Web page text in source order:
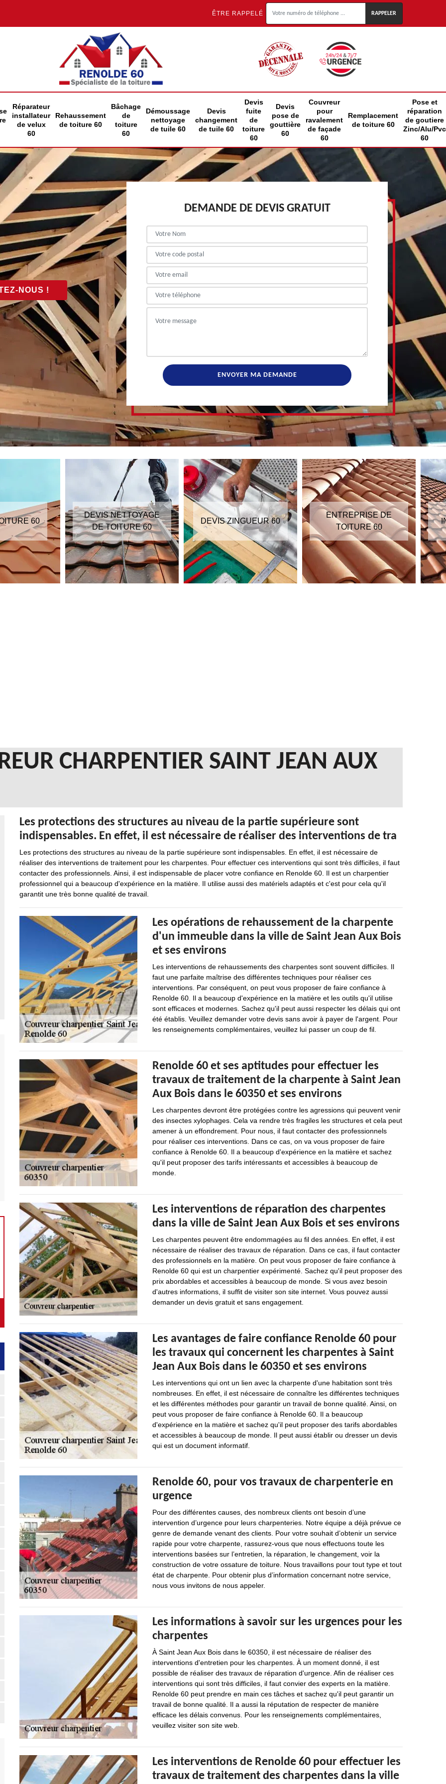
ÊTRE RAPPELÉ
Réparateur
installateur
de velux
60
Rehaussement
de toiture 60
Bâchage
de
toiture
60
Démoussage
nettoyage
de tuile 60
Devis
changement
de tuile 60
Devis
fuite
de
toiture
60
Devis
pose de
gouttière
60
Couvreur
pour
ravalement
de façade
60
Remplacement
de toiture 60
Pose et
réparation
de goutiere
Zinc/Alu/Pvc
60
NOUS !
DEMANDE DE DEVIS GRATUIT
60
DEVIS NETTOYAGE
DE TOITURE 60
DEVIS ZINGUEUR 60
ENTREPRISE DE
TOITURE 60
CHARPENTIER SAINT JEAN AUX
Les protections des structures au niveau de la partie supérieure sont
indispensables. En effet, il est nécessaire de réaliser des interventions de tra
Les protections des structures au niveau de la partie supérieure sont indispensables. En effet, il est nécessaire de
réaliser des interventions de traitement pour les charpentes. Pour effectuer ces interventions qui sont très difficiles, il faut
contacter des professionnels. Ainsi, il est indispensable de placer votre confiance en Renolde 60. Il est un charpentier
professionnel qui a beaucoup d'expérience en la matière. Il utilise aussi des matériels adaptés et c'est pour cela qu'il
garantit une très bonne qualité de travail.
Les opérations de rehaussement de la charpente
d'un immeuble dans la ville de Saint Jean Aux Bois
et ses environs
Les interventions de rehaussements des charpentes sont souvent difficiles. Il
faut une parfaite maîtrise des différentes techniques pour réaliser ces
interventions. Par conséquent, on peut vous proposer de faire confiance à
Renolde 60. Il a beaucoup d'expérience en la matière et les outils qu'il utilise
sont efficaces et modernes. Sachez qu'il peut aussi respecter les délais qui ont
été établis. Veuillez demander votre devis sans avoir à payer de l'argent. Pour
les renseignements complémentaires, veuillez lui passer un coup de fil.
Renolde 60 et ses aptitudes pour effectuer les
travaux de traitement de la charpente à Saint Jean
Aux Bois dans le 60350 et ses environs
Les charpentes devront être protégées contre les agressions qui peuvent venir
des insectes xylophages. Cela va rendre très fragiles les structures et cela peut
amener à un effondrement. Pour nous, il faut contacter des professionnels
pour réaliser ces interventions. Dans ce cas, on va vous proposer de faire
confiance à Renolde 60. Il a beaucoup d'expérience en la matière et sachez
qu'il peut proposer des tarifs intéressants et accessibles à beaucoup de
monde.
Les interventions de réparation des charpentes
dans la ville de Saint Jean Aux Bois et ses environs
Les charpentes peuvent être endommagées au fil des années. En effet, il est
nécessaire de réaliser des travaux de réparation. Dans ce cas, il faut contacter
des professionnels en la matière. On peut vous proposer de faire confiance à
Renolde 60 qui est un charpentier expérimenté. Sachez qu'il peut proposer des
prix abordables et accessibles à beaucoup de monde. Si vous avez besoin
d'autres informations, il suffit de visiter son site internet. Vous pouvez aussi
demander un devis gratuit et sans engagement.
Les avantages de faire confiance Renolde 60 pour
les travaux qui concernent les charpentes à Saint
Jean Aux Bois dans le 60350 et ses environs
Les interventions qui ont un lien avec la charpente d'une habitation sont très
nombreuses. En effet, il est nécessaire de connaître les différentes techniques
et les différentes méthodes pour garantir un travail de bonne qualité. Ainsi, on
peut vous proposer de faire confiance à Renolde 60. Il a beaucoup
d'expérience en la matière et sachez qu'il peut proposer des tarifs abordables
et accessibles à beaucoup de monde. Il peut aussi établir ou dresser un devis
qui est un document informatif.
Renolde 60, pour vos travaux de charpenterie en
urgence
Pour des différentes causes, des nombreux clients ont besoin d’une
intervention d’urgence pour leurs charpenteries. Notre équipe a déjà prévue ce
genre de demande venant des clients. Pour votre souhait d’obtenir un service
rapide pour votre charpente, rassurez-vous que nous effectuons toute les
interventions basées sur l’entretien, la réparation, le changement, voir la
construction de votre ossature de toiture. Nous travaillons pour tout type et tout
état de charpente. Pour obtenir plus d’information concernant notre service,
nous vous invitons de nous appeler.
Les informations à savoir sur les urgences pour les
charpentes
À Saint Jean Aux Bois dans le 60350, il est nécessaire de réaliser des
interventions d'entretien pour les charpentes. À un moment donné, il est
possible de réaliser des travaux de réparation d'urgence. Afin de réaliser ces
interventions qui sont très difficiles, il faut convier des experts en la matière.
Renolde 60 peut prendre en main ces tâches et sachez qu'il peut garantir un
travail de bonne qualité. Il a aussi la réputation de respecter de manière
efficace les délais convenus. Pour les renseignements complémentaires,
veuillez visiter son site web.
Les interventions de Renolde 60 pour effectuer les
travaux de traitement des charpentes dans la ville